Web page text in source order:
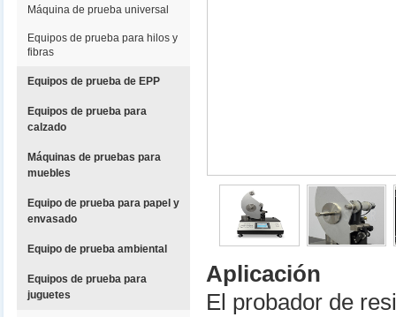
Máquina de prueba universal
Equipos de prueba para hilos y
fibras
Equipos de prueba de EPP
Equipos de prueba para
calzado
Máquinas de pruebas para
muebles
Equipo de prueba para papel y
envasado
Equipo de prueba ambiental
Equipos de prueba para
juguetes
Aplicación
El probador de